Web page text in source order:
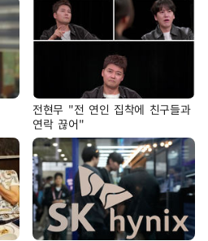
전현무 "전 연인 집착에 친구들과
연락 끊어"